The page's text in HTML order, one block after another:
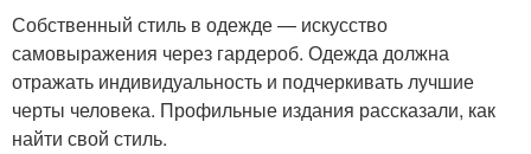
Собственный стиль в одежде — искусство
самовыражения через гардероб. Одежда должна
отражать индивидуальность и подчеркивать лучшие
черты человека. Профильные издания рассказали, как
найти свой стиль.